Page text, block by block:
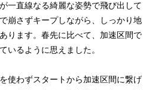
一直線なる綺麗な姿勢で飛び出して
崩さずキープしながら、しっかり地
ります。春先に比べて、加速区間で
いるように思えました。
使わずスタートから加速区間に繋げ